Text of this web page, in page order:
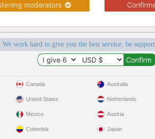
moderators
We work hard to give you the best service, be
Canada
United States
Mexico
Colombia
Australia
Netherlands
Austria
Japan